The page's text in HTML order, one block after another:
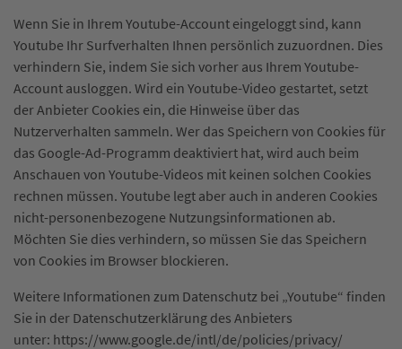
Wenn Sie in Ihrem Youtube-Account eingeloggt sind, kann
Youtube Ihr Surfverhalten Ihnen persönlich zuzuordnen. Dies
verhindern Sie, indem Sie sich vorher aus Ihrem Youtube-
Account ausloggen. Wird ein Youtube-Video gestartet, setzt
der Anbieter Cookies ein, die Hinweise über das
Nutzerverhalten sammeln. Wer das Speichern von Cookies für
das Google-Ad-Programm deaktiviert hat, wird auch beim
Anschauen von Youtube-Videos mit keinen solchen Cookies
rechnen müssen. Youtube legt aber auch in anderen Cookies
nicht-personenbezogene Nutzungsinformationen ab.
Möchten Sie dies verhindern, so müssen Sie das Speichern
von Cookies im Browser blockieren.
Weitere Informationen zum Datenschutz bei „Youtube“ finden
Sie in der Datenschutzerklärung des Anbieters
unter: https://www.google.de/intl/de/policies/privacy/